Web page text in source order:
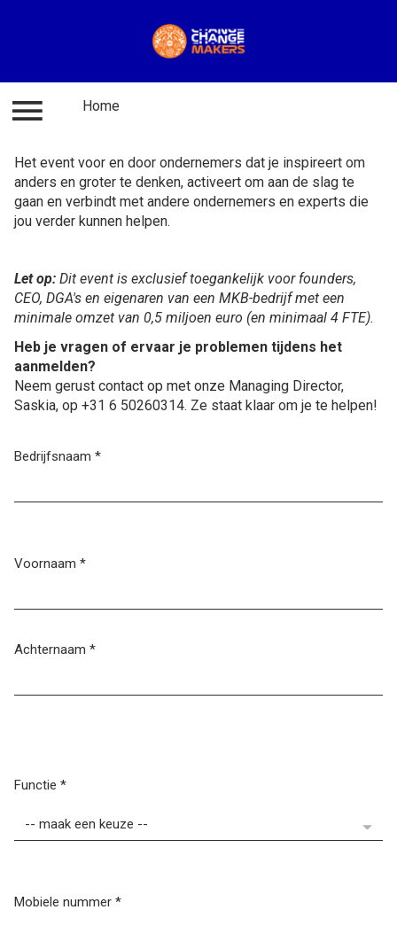
Home
Het event voor en door ondernemers dat je inspireert om
anders en groter te denken, activeert om aan de slag te
gaan en verbindt met andere ondernemers en experts die
jou verder kunnen helpen.
Let op: Dit event is exclusief toegankelijk voor founders,
CEO, DGA's en eigenaren van een MKB-bedrijf met een
minimale omzet van 0,5 miljoen euro (en minimaal 4 FTE).
Heb je vragen of ervaar je problemen tijdens het
aanmelden?
Neem gerust contact op met onze Managing Director,
Saskia, op +31 6 50260314. Ze staat klaar om je te helpen!
Bedrijfsnaam *
Voornaam *
Achternaam *
Functie *
Mobiele nummer *